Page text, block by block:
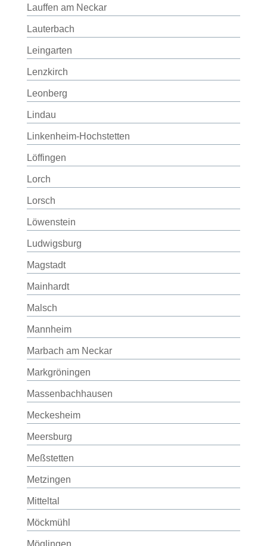
Lauffen am Neckar
Lauterbach
Leingarten
Lenzkirch
Leonberg
Lindau
Linkenheim-Hochstetten
Löffingen
Lorch
Lorsch
Löwenstein
Ludwigsburg
Magstadt
Mainhardt
Malsch
Mannheim
Marbach am Neckar
Markgröningen
Massenbachhausen
Meckesheim
Meersburg
Meßstetten
Metzingen
Mitteltal
Möckmühl
Möglingen